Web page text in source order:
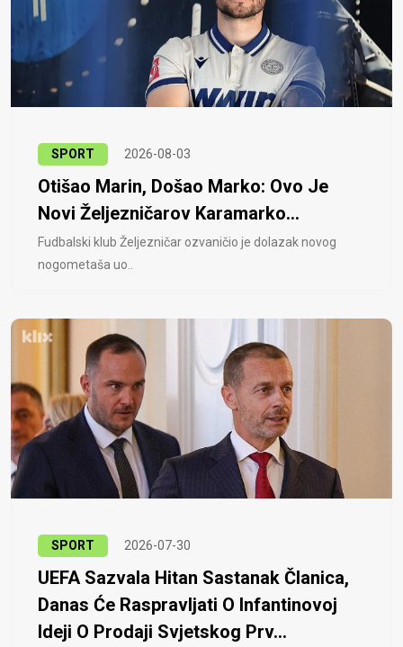
SPORT 2026-08-03
Otišao Marin, Došao Marko: Ovo Je
Novi Željezničarov Karamarko...
Fudbalski klub Željezničar ozvaničio je dolazak novog
nogometaša uo..
SPORT 2026-07-30
UEFA Sazvala Hitan Sastanak Članica,
Danas Će Raspravljati O Infantinovoj
Ideji O Prodaji Svjetskog Prv...